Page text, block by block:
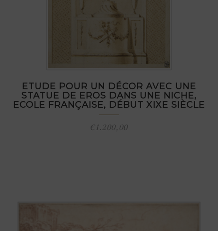
ETUDE POUR UN DÉCOR AVEC UNE
STATUE DE EROS DANS UNE NICHE,
ECOLE FRANÇAISE, DÉBUT XIXE SIÈCLE
€1.200,00